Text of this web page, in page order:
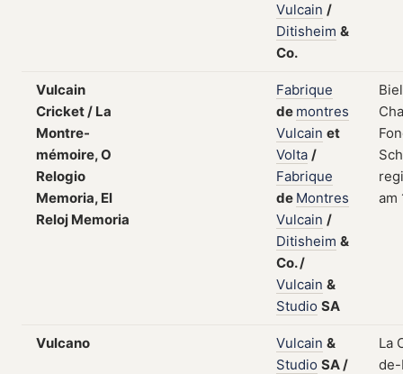
Vulcain /
Ditisheim &
Co.
Vulcain
Cricket / La
Montre-
mémoire, O
Relogio
Memoria, El
Reloj Memoria
Fabrique
de montres
Vulcain et
Volta /
Fabrique
de Montres
Vulcain /
Ditisheim &
Co./
Vulcain &
Studio SA
am
Vulcano Vulcain &
Studio SA/
La
de-